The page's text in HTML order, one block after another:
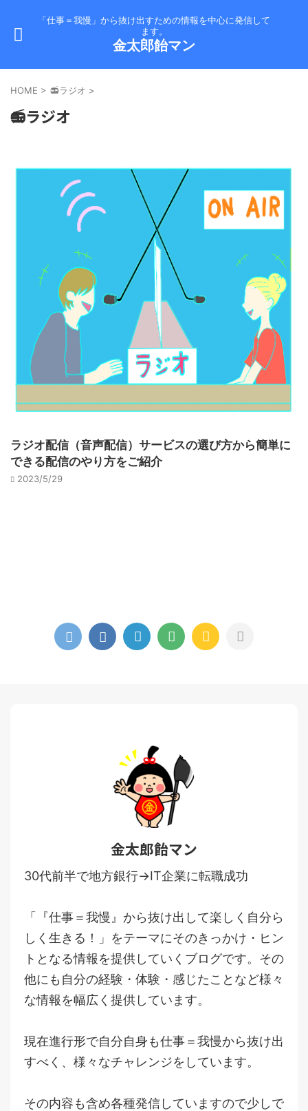
「仕事＝我慢」から抜け出すための情報を中心に発信して
ます。
金太郎飴マン
HOME > 📻ラジオ >
📻ラジオ
ラジオ配信（音声配信）サービスの選び方から簡単に
できる配信のやり方をご紹介
2023/5/29
金太郎飴マン
30代前半で地方銀行→IT企業に転職成功
「『仕事＝我慢』から抜け出して楽しく自分ら
しく生きる！」をテーマにそのきっかけ・ヒン
トとなる情報を提供していくブログです。その
他にも自分の経験・体験・感じたことなど様々
な情報を幅広く提供しています。
現在進行形で自分自身も仕事＝我慢から抜け出
すべく、様々なチャレンジをしています。
その内容も含め各種発信していますので少しで